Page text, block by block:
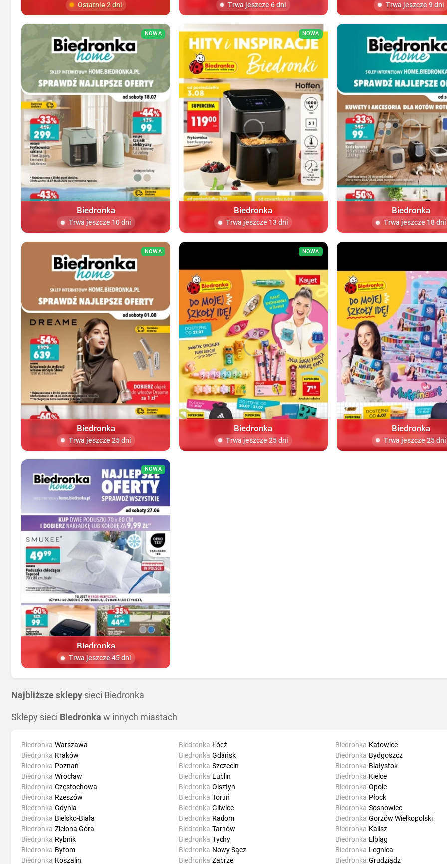
Ostatnie 2 dni Trwa jeszcze 6 dni Trwa jeszcze 9 dni
NOWA
Biedronka
Trwa jeszcze 10 dni
NOWA
Biedronka
Trwa jeszcze 13 dni
Biedronka
Trwa jeszcze 18 dni
NOWA
Biedronka
Trwa jeszcze 25 dni
NOWA
Biedronka
Trwa jeszcze 25 dni
Biedronka
Trwa jeszcze 25 dni
NOWA
Biedronka
Trwa jeszcze 45 dni
Najbliższe sklepy sieci Biedronka
Sklepy sieci Biedronka w innych miastach
Biedronka Warszawa
Biedronka Kraków
Biedronka Poznań
Biedronka Wrocław
Biedronka Łódź
Biedronka Gdańsk
Biedronka Szczecin
Biedronka Lublin
Biedronka Katowice
Biedronka Bydgoszcz
Biedronka Białystok
Biedronka Kielce
Biedronka Częstochowa
Biedronka Rzeszów
Biedronka Gdynia
Biedronka Bielsko-Biała
Biedronka Olsztyn
Biedronka Toruń
Biedronka Gliwice
Biedronka Radom
Biedronka Opole
Biedronka Płock
Biedronka Sosnowiec
Biedronka Gorzów Wielkopolski
Biedronka Zielona Góra
Biedronka Rybnik
Biedronka Bytom
Biedronka Koszalin
Biedronka Tarnów
Biedronka Tychy
Biedronka Nowy Sącz
Biedronka Zabrze
Biedronka Kalisz
Biedronka Elbląg
Biedronka Legnica
Biedronka Grudziądz